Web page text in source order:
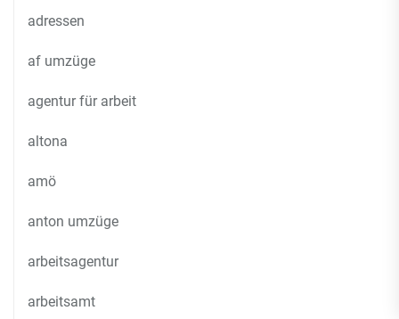
adressen
af umzüge
agentur für arbeit
altona
amö
anton umzüge
arbeitsagentur
arbeitsamt